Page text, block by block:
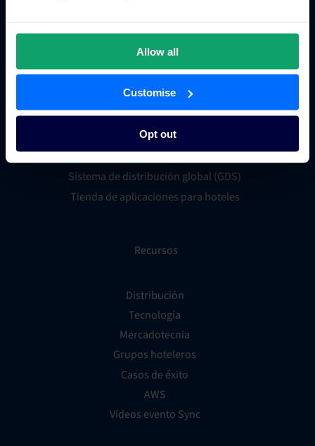
Allow all
Customise
Opt out
Gestor de canales para hoteles
Motor de reservas para hoteles
Creador de sitios web para hoteles
Gestión inteligente de tarifas hoteleras
Metabuscadores para hoteles
Procesamiento de pagos hoteleros
Sistema de distribución global (GDS)
Tienda de aplicaciones para hoteles
Recursos
Distribución
Tecnología
Mercadotecnia
Grupos hoteleros
Casos de éxito
AWS
Vídeos evento Sync